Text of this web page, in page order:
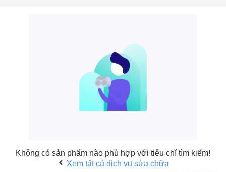
Không có sản phẩm nào phù hợp với tiêu chí tìm kiếm!
Xem tất cả dịch vụ sửa chữa